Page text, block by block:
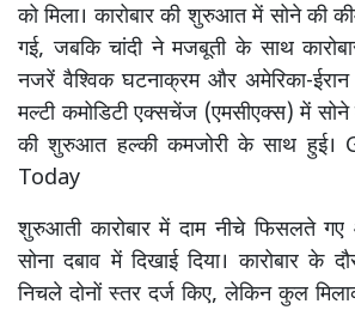
को मिला। कारोबार की शुरुआत में सोने की
गई, जबकि चांदी ने मजबूती के साथ
नजरें वैश्विक घटनाक्रम और अमेरिका-ईरान
मल्टी कमोडिटी एक्सचेंज (एमसीएक्स) में
की शुरुआत हल्की कमजोरी के साथ हुई।
Today
शुरुआती कारोबार में दाम नीचे फिसलते
सोना दबाव में दिखाई दिया। कारोबार
निचले दोनों स्तर दर्ज किए, लेकिन कुल